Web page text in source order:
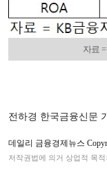
자료
전하경 한국금융신문
데일리 금융경제뉴스
저작권법에 의거 상업적 목